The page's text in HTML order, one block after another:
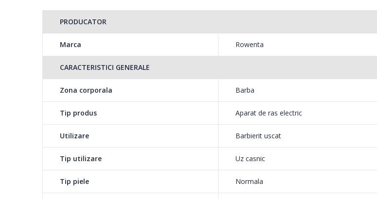
PRODUCATOR
Marca Rowenta
CARACTERISTICI GENERALE
Zona corporala Barba
Tip produs Aparat de ras electric
Utilizare Barbierit uscat
Tip utilizare Uz casnic
Tip piele Normala
-25%
89,00 Lei
549,00 Lei
NobeLTek ...